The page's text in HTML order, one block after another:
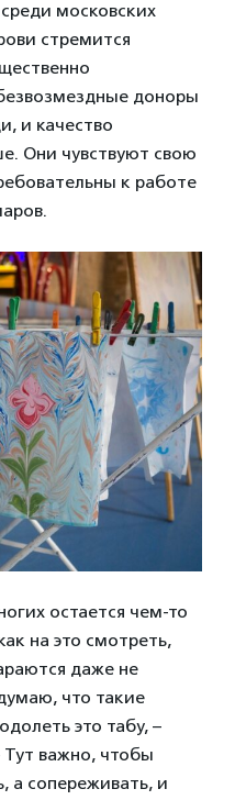
московских
стремится
доноры
и качество
Они чувствуют свою
к работе
остается чем-то
на это смотреть,
даже не
что такие
это табу, –
Тут важно, чтобы
а сопереживать, и